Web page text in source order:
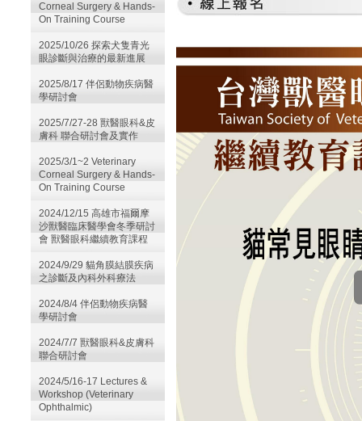
Corneal Surgery & Hands-
On Training Course
2025/10/26 探索犬隻青光
眼診斷與治療的最新進展
2025/8/17 伴侶動物疾病醫
學研討會
2025/7/27-28 獸醫眼科&皮
膚科 聯合研討會及實作
2025/3/1~2 Veterinary
Corneal Surgery & Hands-
On Training Course
2024/12/15 高雄市福爾摩
沙獸醫臨床醫學會冬季研討
會 獸醫眼科繼續教育課程
2024/9/29 貓角膜結膜疾病
之診斷及內科外科療法
2024/8/4 伴侶動物疾病醫
學研討會
2024/7/7 獸醫眼科&皮膚科
聯合研討會
2024/5/16-17 Lectures &
Workshop (Veterinary
Ophthalmic)